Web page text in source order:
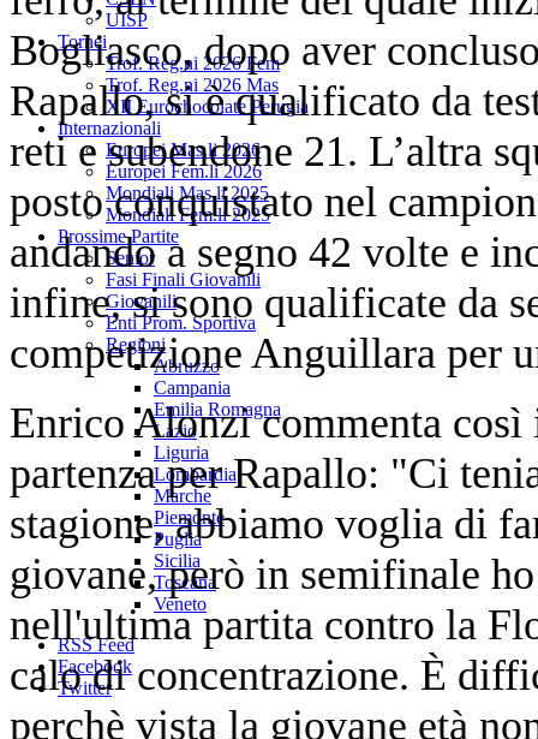
UISP
Tornei
Trof. Reg.ni 2026 Fem
Trof. Reg.ni 2026 Mas
XII Eurochocolate Perugia
Internazionali
Europei Mas.li 2026
Europei Fem.li 2026
Mondiali Mas.li 2025
Mondiali Fem.li 2025
Prossime Partite
Senior
Fasi Finali Giovanili
Giovanili
Enti Prom. Sportiva
Regioni
Abruzzo
Campania
Emilia Romagna
Lazio
Liguria
Lombardia
Marche
Piemonte
Puglia
Sicilia
Toscana
Veneto
RSS Feed
Facebook
Twitter
Bogliasco, dopo aver
Rapallo, si è qualificato da
reti e subendone 21. L’altra
posto conquistato nel
andando a segno 42 volte e
infine, si sono qualificate da
competizione Anguillara per
Enrico Alonzi commenta
partenza per Rapallo: "Ci
stagione, abbiamo voglia di
giovane, però in semifinale
nell'ultima partita contro la
calo di concentrazione. È
perchè vista la giovane età